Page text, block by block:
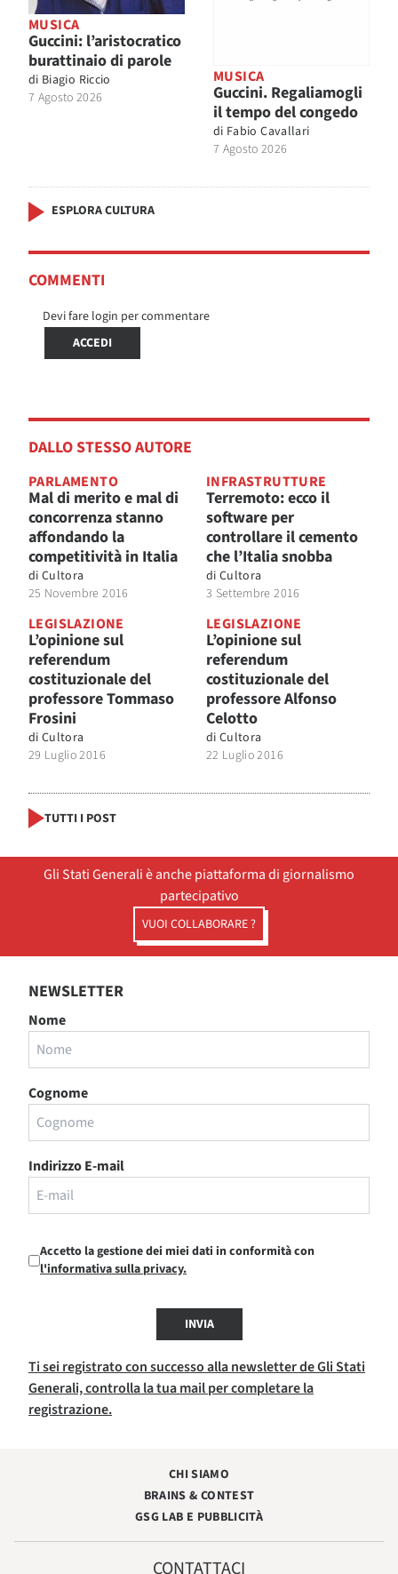
MUSICA
Guccini: l’aristocratico
burattinaio di parole
di Biagio Riccio
7 Agosto 2026
MUSICA
Guccini. Regaliamogli
il tempo del congedo
di Fabio Cavallari
7 Agosto 2026
ESPLORA CULTURA
COMMENTI
Devi fare login per commentare
ACCEDI
DALLO STESSO AUTORE
PARLAMENTO
Mal di merito e mal di
concorrenza stanno
affondando la
competitività in Italia
di Cultora
25 Novembre 2016
INFRASTRUTTURE
Terremoto: ecco il
software per
controllare il cemento
che l’Italia snobba
di Cultora
3 Settembre 2016
LEGISLAZIONE
L’opinione sul
referendum
costituzionale del
professore Tommaso
Frosini
di Cultora
29 Luglio 2016
LEGISLAZIONE
L’opinione sul
referendum
costituzionale del
professore Alfonso
Celotto
di Cultora
22 Luglio 2016
TUTTI I POST
Gli Stati Generali è anche piattaforma di giornalismo
partecipativo
VUOI COLLABORARE ?
NEWSLETTER
Nome
Cognome
Indirizzo E-mail
Accetto la gestione dei miei dati in conformità con
l'informativa sulla privacy.
INVIA
Ti sei registrato con successo alla newsletter de Gli Stati
Generali, controlla la tua mail per completare la
registrazione.
CHI SIAMO
BRAINS & CONTEST
GSG LAB E PUBBLICITÀ